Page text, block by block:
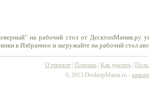
на рабочий стол от ДесктопМания.ру
в Избранное и загружайте на рабочий стол
О проекте Помощь Как удалить
© 2013 DesktopMania.ru -